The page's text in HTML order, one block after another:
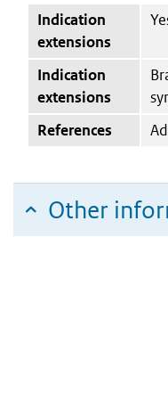
Indication
extensions
Indication
extensions
References
Other